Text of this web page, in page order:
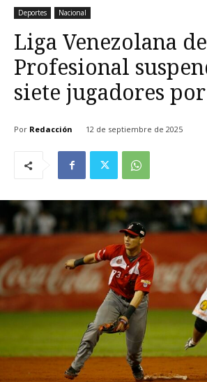
Deportes Nacional
Liga Venezolana
Profesional
siete jugadores
Por Redacción 12 de septiembre de 2025